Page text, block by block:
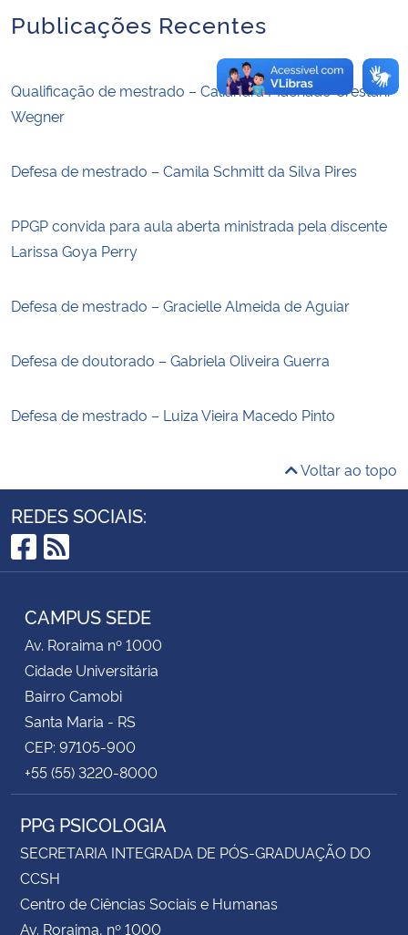
Publicações Recentes
Qualificação de mestrado – Caliandra Machado Crestani
Wegner
Defesa de mestrado – Camila Schmitt da Silva Pires
PPGP convida para aula aberta ministrada pela discente
Larissa Goya Perry
Defesa de mestrado – Gracielle Almeida de Aguiar
Defesa de doutorado – Gabriela Oliveira Guerra
Defesa de mestrado – Luiza Vieira Macedo Pinto
Voltar ao topo
REDES SOCIAIS:
Facebook
RSS
CAMPUS SEDE
Av. Roraima nº 1000
Cidade Universitária
Bairro Camobi
Santa Maria - RS
CEP: 97105-900
+55 (55) 3220-8000
PPG PSICOLOGIA
SECRETARIA INTEGRADA DE PÓS-GRADUAÇÃO DO
CCSH
Centro de Ciências Sociais e Humanas
Av. Roraima, nº 1000